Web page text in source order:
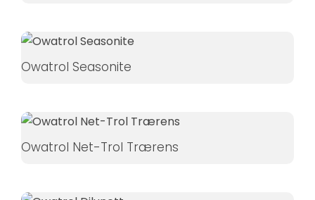
Owatrol Seasonite
Owatrol Net-Trol Trærens
Marketing
Ved at
dele dine
adfærd,
besøger
øger du